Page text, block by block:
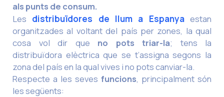
als punts de consum.
Les distribuïdores de llum a Espanyaestan
organitzades al voltant del país per zones, la qual
cosa vol dir que no pots triar-la; tens la
distribuïdora elèctrica que se t’assigna segons la
zona del país en la qual vives i no pots canviar-la.
Respecte a les seves funcions, principalment són
les següents: